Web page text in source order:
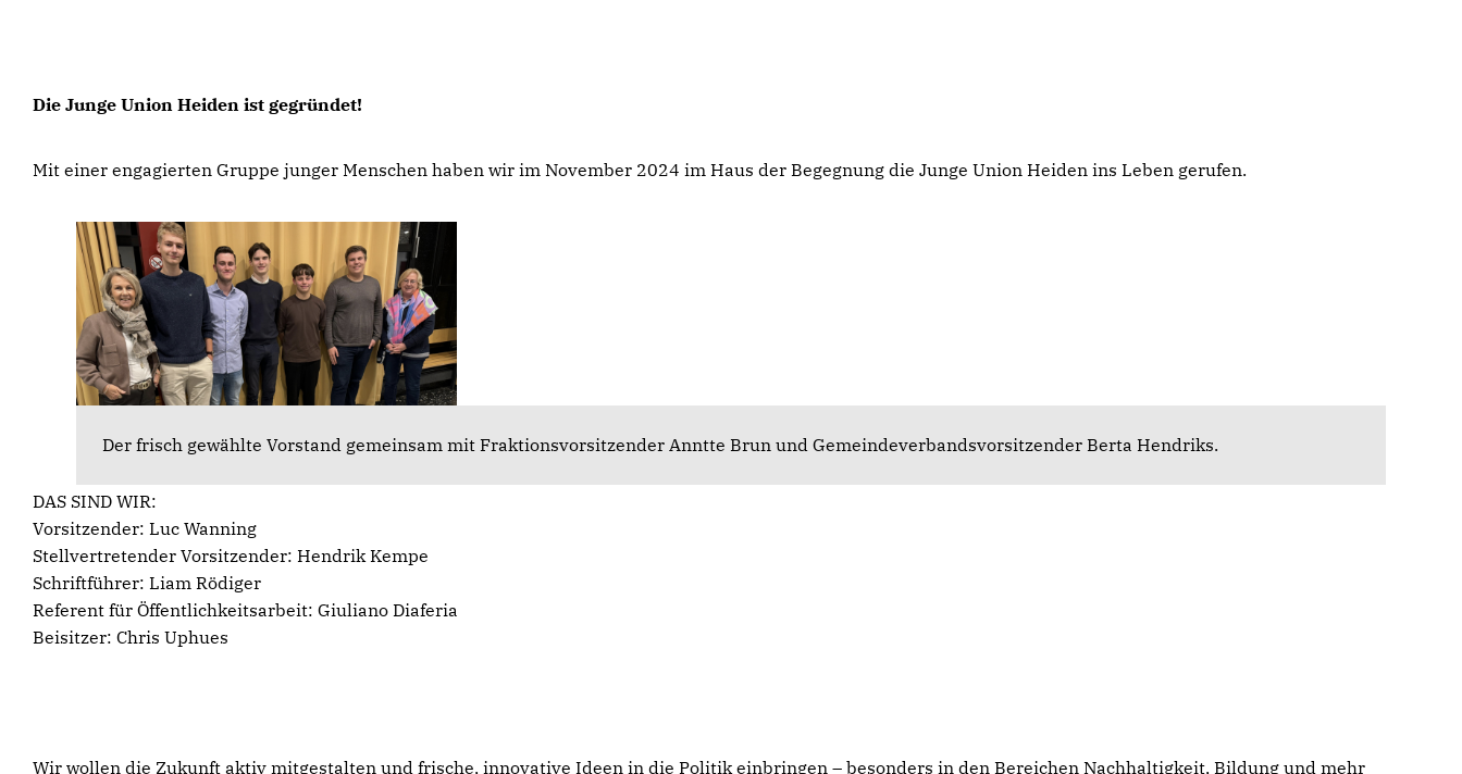
Die Junge Union Heiden ist gegründet!
Mit einer engagierten Gruppe junger Menschen haben wir im November 2024 im Haus der Begegnung die Junge Union Heiden ins Leben gerufen.
Der frisch gewählte Vorstand gemeinsam mit Fraktionsvorsitzender Anntte Brun und Gemeindeverbandsvorsitzender Berta Hendriks.
DAS SIND WIR:
Vorsitzender: Luc Wanning
Stellvertretender Vorsitzender: Hendrik Kempe
Schriftführer: Liam Rödiger
Referent für Öffentlichkeitsarbeit: Giuliano Diaferia
Beisitzer: Chris Uphues
Wir wollen die Zukunft aktiv mitgestalten und frische, innovative Ideen in die Politik einbringen – besonders in den Bereichen Nachhaltigkeit, Bildung und mehr